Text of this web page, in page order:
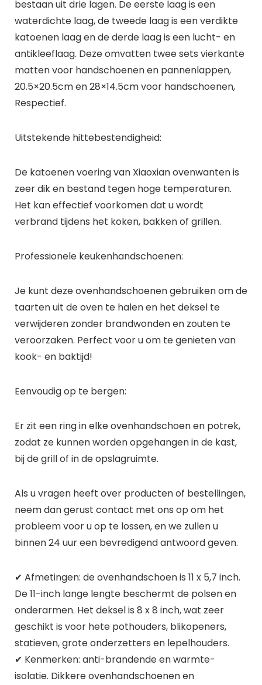
bestaan uit drie lagen. De eerste laag is een
waterdichte laag, de tweede laag is een verdikte
katoenen laag en de derde laag is een lucht- en
antikleeflaag. Deze omvatten twee sets vierkante
matten voor handschoenen en pannenlappen,
20.5×20.5cm en 28×14.5cm voor handschoenen,
Respectief.
Uitstekende hittebestendigheid:
De katoenen voering van Xiaoxian ovenwanten is
zeer dik en bestand tegen hoge temperaturen.
Het kan effectief voorkomen dat u wordt
verbrand tijdens het koken, bakken of grillen.
Professionele keukenhandschoenen:
Je kunt deze ovenhandschoenen gebruiken om de
taarten uit de oven te halen en het deksel te
verwijderen zonder brandwonden en zouten te
veroorzaken. Perfect voor u om te genieten van
kook- en baktijd!
Eenvoudig op te bergen:
Er zit een ring in elke ovenhandschoen en potrek,
zodat ze kunnen worden opgehangen in de kast,
bij de grill of in de opslagruimte.
Als u vragen heeft over producten of bestellingen,
neem dan gerust contact met ons op om het
probleem voor u op te lossen, en we zullen u
binnen 24 uur een bevredigend antwoord geven.
✔ Afmetingen: de ovenhandschoen is 11 x 5,7 inch.
De 11-inch lange lengte beschermt de polsen en
onderarmen. Het deksel is 8 x 8 inch, wat zeer
geschikt is voor hete pothouders, blikopeners,
statieven, grote onderzetters en lepelhouders.
✔ Kenmerken: anti-brandende en warmte-
isolatie. Dikkere ovenhandschoenen en